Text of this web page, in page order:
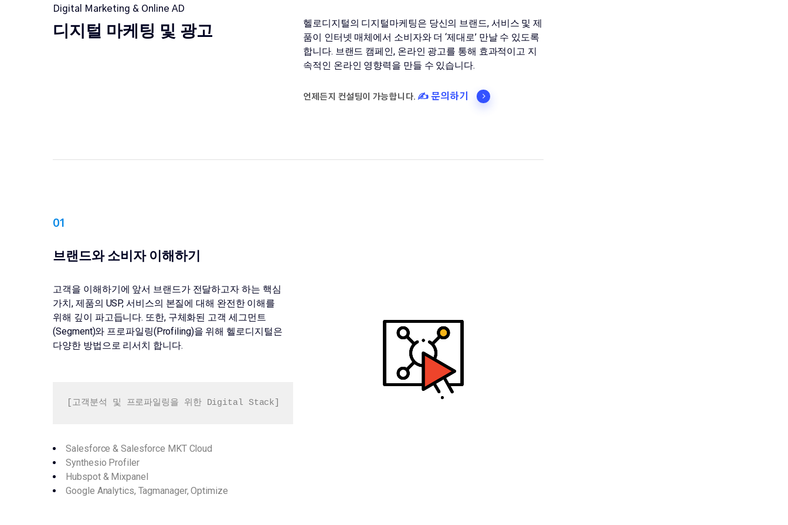
Digital Marketing & Online AD
디지털 마케팅 및 광고
헬로디지털의 디지털마케팅은 당신의 브랜드, 서비스 및 제
품이 인터넷 매체에서 소비자와 더 ‘제대로’ 만날 수 있도록
합니다. 브랜드 캠페인, 온라인 광고를 통해 효과적이고 지
속적인 온라인 영향력을 만들 수 있습니다.
언제든지 컨설팅이 가능합니다.✍️ 문의하기
01
브랜드와 소비자 이해하기
고객을 이해하기에 앞서 브랜드가 전달하고자 하는 핵심
가치, 제품의 USP, 서비스의 본질에 대해 완전한 이해를
위해 깊이 파고듭니다. 또한, 구체화된 고객 세그먼트
(Segment)와 프로파일링(Profiling)을 위해 헬로디지털은
다양한 방법으로 리서치 합니다.
[고객분석 및 프로파일링을 위한 Digital Stack]
Salesforce &Salesforce MKT Cloud
Synthesio Profiler
Hubspot & Mixpanel
Google Analytics, Tagmanager, Optimize